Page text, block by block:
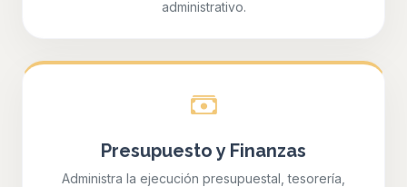
administrativo.
Presupuesto y Finanzas
Administra la ejecución presupuestal, tesorería,